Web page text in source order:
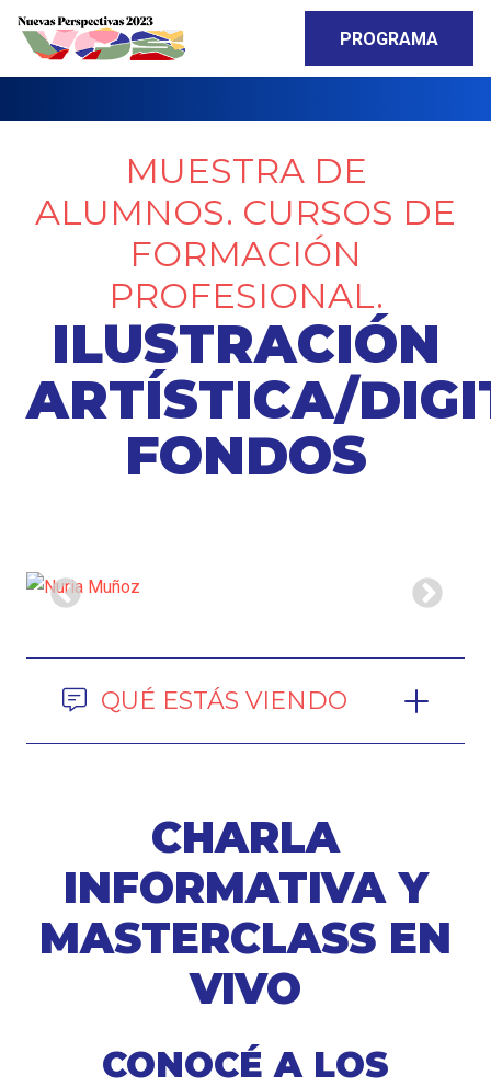
PROGRAMA
MUESTRA DE
ALUMNOS. CURSOS DE
FORMACIÓN
PROFESIONAL.
ILUSTRACIÓN
ARTÍSTICA/
FONDOS
QUÉ ESTÁS VIENDO
CHARLA
INFORMATIVA Y
MASTERCLASS EN
VIVO
CONOCÉ A LOS